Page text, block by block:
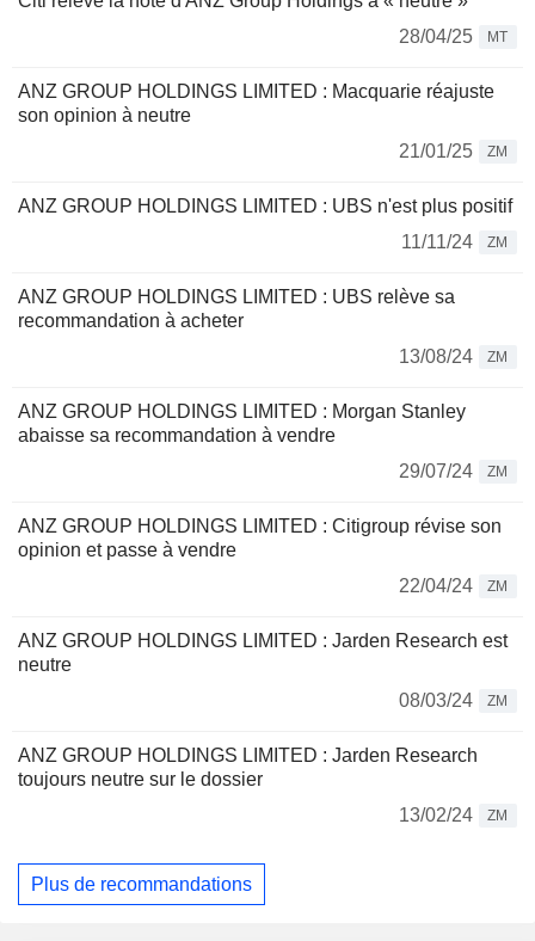
28/04/25
MT
ANZ GROUP HOLDINGS LIMITED : Macquarie réajuste
son opinion à neutre
21/01/25
ZM
ANZ GROUP HOLDINGS LIMITED : UBS n'est plus positif
11/11/24
ZM
ANZ GROUP HOLDINGS LIMITED : UBS relève sa
recommandation à acheter
13/08/24
ZM
ANZ GROUP HOLDINGS LIMITED : Morgan Stanley
abaisse sa recommandation à vendre
29/07/24
ZM
ANZ GROUP HOLDINGS LIMITED : Citigroup révise son
opinion et passe à vendre
22/04/24
ZM
ANZ GROUP HOLDINGS LIMITED : Jarden Research est
neutre
08/03/24
ZM
ANZ GROUP HOLDINGS LIMITED : Jarden Research
toujours neutre sur le dossier
13/02/24
ZM
Plus de recommandations